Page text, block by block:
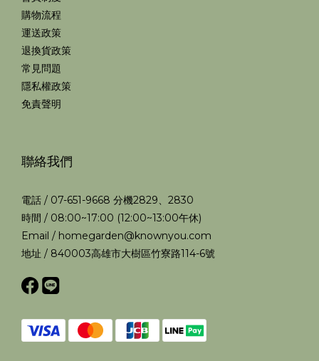
購物流程
運送政策
退換貨政策
常見問題
隱私權政策
免責聲明
聯絡我們
電話 / 07-651-9668 分機2829、2830
時間 / 08:00~17:00 (12:00~13:00午休)
Email / homegarden@knownyou.com
地址 / 840003高雄市大樹區竹寮路114-6號